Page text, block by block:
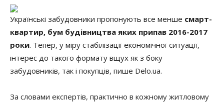
Українські забудовники пропонують все менше смарт-
квартир, бум будівництва яких припав 2016-2017
роки. Тепер, у міру стабілізації економічної ситуації,
інтерес до такого формату вщух як з боку
забудовників, так і покупців, пише Delo.ua.
За словами експертів, практично в кожному житловому